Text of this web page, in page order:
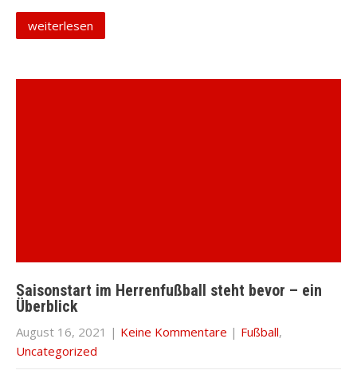
weiterlesen
Saisonstart im Herrenfußball steht bevor – ein
Überblick
August 16, 2021 | Keine Kommentare | Fußball,
Uncategorized